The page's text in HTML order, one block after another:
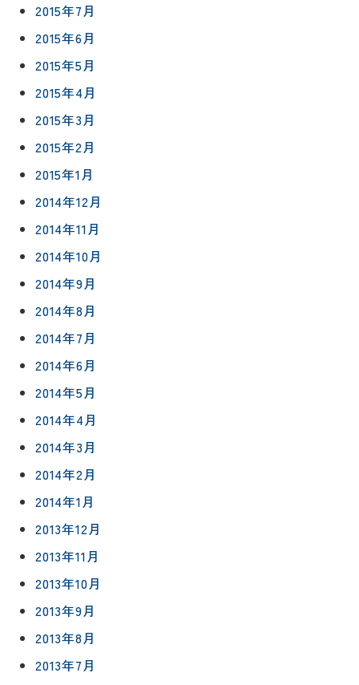
2015年7月
2015年6月
2015年5月
2015年4月
2015年3月
2015年2月
2015年1月
2014年12月
2014年11月
2014年10月
2014年9月
2014年8月
2014年7月
2014年6月
2014年5月
2014年4月
2014年3月
2014年2月
2014年1月
2013年12月
2013年11月
2013年10月
2013年9月
2013年8月
2013年7月